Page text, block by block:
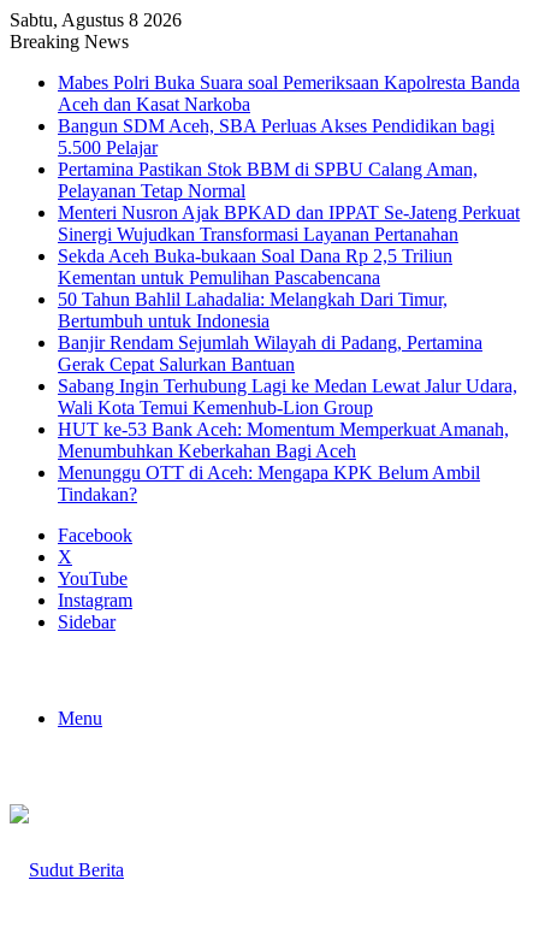
Sabtu, Agustus 8 2026
Breaking News
Mabes Polri Buka Suara soal Pemeriksaan Kapolresta Banda
Aceh dan Kasat Narkoba
Bangun SDM Aceh, SBA Perluas Akses Pendidikan bagi
5.500 Pelajar
Pertamina Pastikan Stok BBM di SPBU Calang Aman,
Pelayanan Tetap Normal
Menteri Nusron Ajak BPKAD dan IPPAT Se-Jateng Perkuat
Sinergi Wujudkan Transformasi Layanan Pertanahan
Sekda Aceh Buka-bukaan Soal Dana Rp 2,5 Triliun
Kementan untuk Pemulihan Pascabencana
50 Tahun Bahlil Lahadalia: Melangkah Dari Timur,
Bertumbuh untuk Indonesia
Banjir Rendam Sejumlah Wilayah di Padang, Pertamina
Gerak Cepat Salurkan Bantuan
Sabang Ingin Terhubung Lagi ke Medan Lewat Jalur Udara,
Wali Kota Temui Kemenhub-Lion Group
HUT ke-53 Bank Aceh: Momentum Memperkuat Amanah,
Menumbuhkan Keberkahan Bagi Aceh
Menunggu OTT di Aceh: Mengapa KPK Belum Ambil
Tindakan?
Facebook
X
YouTube
Instagram
Sidebar
Menu